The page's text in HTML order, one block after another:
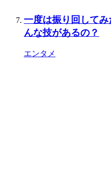
一度は振り回して
んな技があるの？
エンタメ